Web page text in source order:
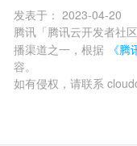
发表于： 2023-04-20
腾讯「腾讯云开发者社
播渠道之一，根据
《
容。
如有侵权，请联系